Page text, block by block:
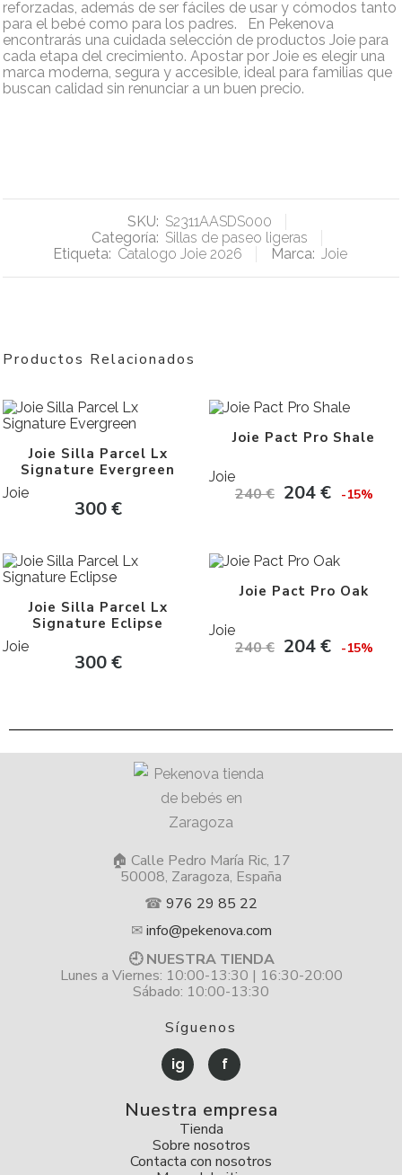
reforzadas, además de ser fáciles de usar y cómodos tanto
para el bebé como para los padres. En Pekenova
encontrarás una cuidada selección de productos Joie para
cada etapa del crecimiento. Apostar por Joie es elegir una
marca moderna, segura y accesible, ideal para familias que
buscan calidad sin renunciar a un buen precio.
SKU: S2311AASDS000
Categoría: Sillas de paseo ligeras
Etiqueta: Catalogo Joie 2026 Marca: Joie
Productos Relacionados
Joie Silla Parcel Lx
Signature Evergreen
Joie
300€
Joie Pact Pro Shale
Joie
240€ 204€ -15%
Joie Silla Parcel Lx
Signature Eclipse
Joie
300€
Joie Pact Pro Oak
Joie
240€ 204€ -15%
🏠 Calle Pedro María Ric, 17
50008, Zaragoza, España
☎ 976 29 85 22
✉info@pekenova.com
🕘 NUESTRA TIENDA
Lunes a Viernes: 10:00-13:30 | 16:30-20:00
Sábado: 10:00-13:30
Síguenos
ig f
Nuestra empresa
Tienda
Sobre nosotros
Contacta con nosotros